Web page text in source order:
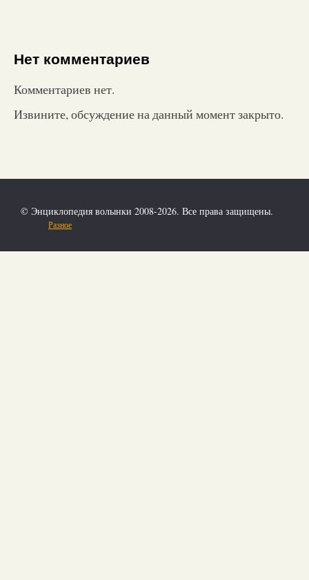
Нет комментариев
Комментариев нет.
Извините, обсуждение на данный момент закрыто.
© Энциклопедия волынки 2008-2026. Все права защищены.
Разное